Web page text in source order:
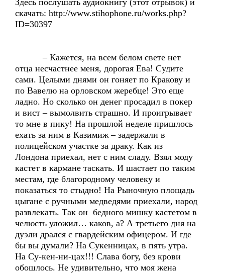
Здесь послушать аудиокнигу (этот отрывок) и
скачать: http://www.stihophone.ru/works.php?
ID=30397
– Кажется, на всем белом свете нет
отца несчастнее меня, дорогая Ева! Судите
сами. Целыми днями он гоняет по Кракову и
по Вавелю на орловском жеребце! Это еще
ладно. Но сколько он денег просадил в покер
и вист – вымолвить страшно. И проигрывает
то мне в пику! На прошлой неделе пришлось
ехать за ним в Казимиж – задержали в
полицейском участке за драку. Как из
Лондона приехал, нет с ним сладу. Взял моду
кастет в кармане таскать. И шастает по таким
местам, где благородному человеку и
показаться то стыдно! На Рыночную площадь
цыгане с ручными медведями приехали, народ
развлекать. Так он бедного мишку кастетом в
челюсть уложил… каков, а? А третьего дня на
дуэли дрался с гвардейским офицером. И где
бы вы думали? На Сукенницах, в пять утра.
На Су-кен-ни-цах!!! Слава богу, без крови
обошлось. Не удивительно, что моя жена